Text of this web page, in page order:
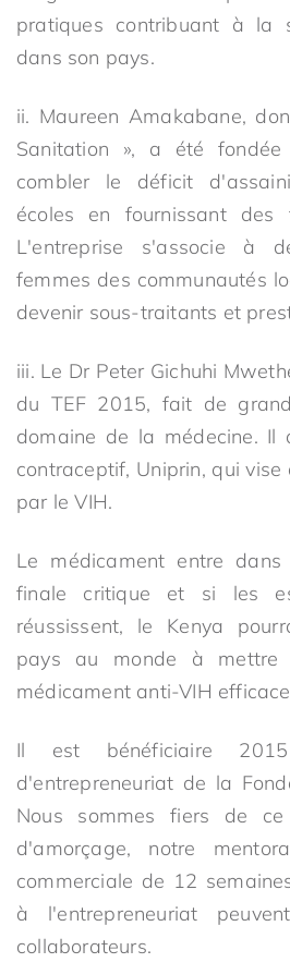
pratiques contribuant à la
dans son pays.
ii. Maureen Amakabane,
Sanitation », a été
combler le déficit
écoles en fournissant des
L'entreprise s'associe à
femmes des communautés
devenir sous-traitants et
iii. Le Dr Peter Gichuhi
du TEF 2015, fait de
domaine de la médecine. Il
contraceptif, Uniprin, qui
par le VIH.
Le médicament entre
finale critique et si les
réussissent, le Kenya
pays au monde à
médicament anti-VIH
Il est bénéficiaire
d'entrepreneuriat de la
Nous sommes fiers de
d'amorçage, notre
commerciale de 12
à l'entrepreneuriat
collaborateurs.